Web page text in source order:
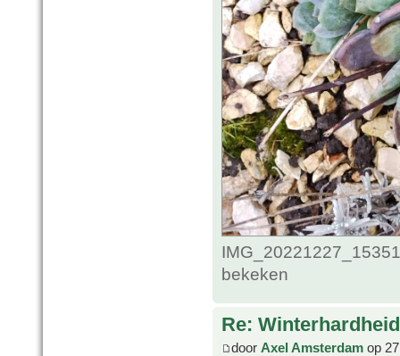
bekeken
Re:
door Axel Amsterdam op